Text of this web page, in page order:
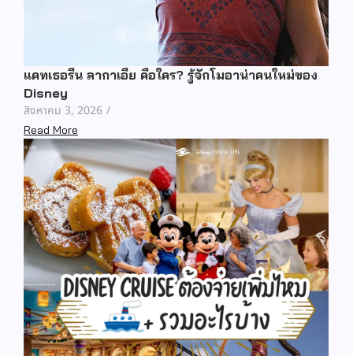
แคทเธอรีน ลากาเอีย คือใคร? รู้จักโมอาน่าคนใหม่ของ
Disney
สิงหาคม 3, 2026 /
Read More